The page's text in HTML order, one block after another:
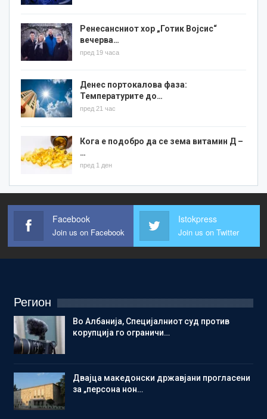
Ренесансниот хор „Готик Војсис“
вечерва…
пред 19 часа
Денес портокалова фаза:
Температурите до…
пред 21 час
Кога е подобро да се зема витамин Д –
…
пред 1 ден
Facebook
Join us on Facebook
Istokpress
Join us on Twitter
Регион
Во Албанија, Специјалниот суд против
корупција го ограничи…
Двајца македонски државјани прогласени
за „персона нон…